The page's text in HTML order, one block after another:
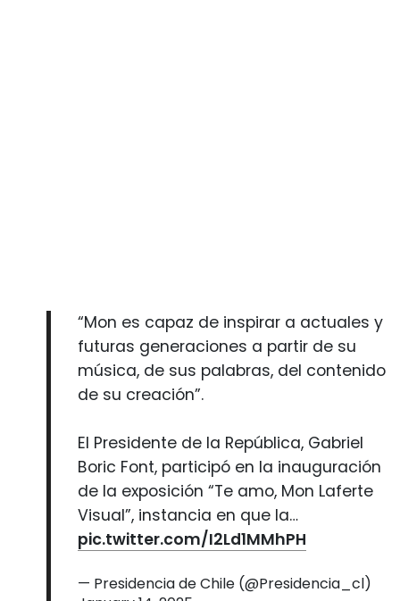
“Mon es capaz de inspirar a actuales y
futuras generaciones a partir de su
música, de sus palabras, del contenido
de su creación”.
El Presidente de la República, Gabriel
Boric Font, participó en la inauguración
de la exposición “Te amo, Mon Laferte
Visual”, instancia en que la…
pic.twitter.com/I2Ld1MMhPH
— Presidencia de Chile (@Presidencia_cl)